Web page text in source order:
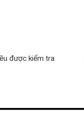
được kiểm tra